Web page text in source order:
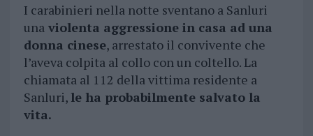
I carabinieri nella notte sventano a Sanluri
una violenta aggressione in casa ad una
donna cinese, arrestato il convivente che
l’aveva colpita al collo con un coltello. La
chiamata al 112 della vittima residente a
Sanluri, le ha probabilmente salvato la
vita.